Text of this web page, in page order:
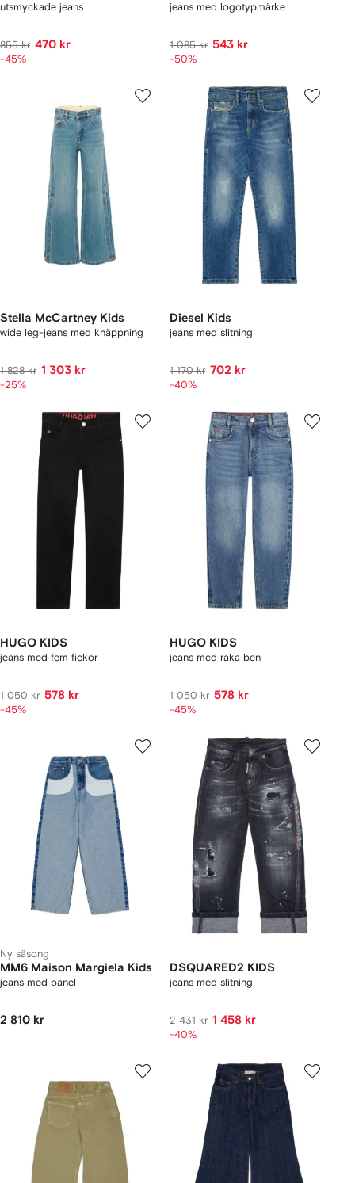
utsmyckade jeans
855 kr 470 kr
-45%
jeans med logotypmärke
1 085 kr 543 kr
-50%
Stella McCartney Kids
wide leg-jeans med knäppning
1 828 kr 1 303 kr
-25%
Diesel Kids
jeans med slitning
1 170 kr 702 kr
-40%
HUGO KIDS
jeans med fem fickor
1 050 kr 578 kr
-45%
HUGO KIDS
jeans med raka ben
1 050 kr 578 kr
-45%
Ny säsong
MM6 Maison Margiela Kids
jeans med panel
2 810 kr
DSQUARED2 KIDS
jeans med slitning
2 431 kr 1 458 kr
-40%